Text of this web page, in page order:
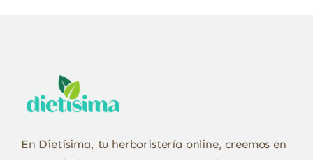
En Dietísima, tu herboristería online, creemos en